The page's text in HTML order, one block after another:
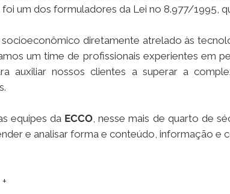
um dos formuladores da Lei no 8.977/1995,
diretamente atrelado às
um time de profissionais experientes em
auxiliar nossos clientes a superar a
equipes da ECCO, nesse mais de quarto de
e analisar forma e conteúdo, informação e